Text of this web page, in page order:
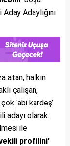
Adaylığını
atan, halkın
çalışan,
‘abi kardeş’
adayı olarak
ile
profilini’